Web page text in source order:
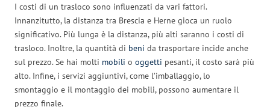
I costi di un trasloco sono influenzati da vari fattori.
Innanzitutto, la distanza tra Brescia e Herne gioca un ruolo
significativo. Più lunga è la distanza, più alti saranno i costi di
trasloco. Inoltre, la quantità di beni da trasportare incide anche
sul prezzo. Se hai molti mobili o oggetti pesanti, il costo sarà più
alto. Infine, i servizi aggiuntivi, come l’imballaggio, lo
smontaggio e il montaggio dei mobili, possono aumentare il
prezzo finale.